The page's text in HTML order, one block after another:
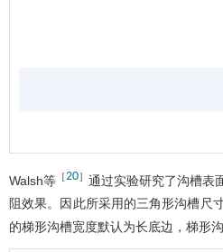
Walsh等 ［20］ 通过实验研究了沟槽表
阻效果。因此所采用的三角形沟槽尺
的梯形沟槽宽度默认为长底边，梯形